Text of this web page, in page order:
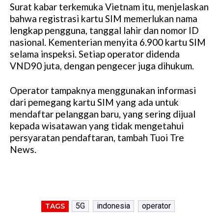
Surat kabar terkemuka Vietnam itu, menjelaskan
bahwa registrasi kartu SIM memerlukan nama
lengkap pengguna, tanggal lahir dan nomor ID
nasional. Kementerian menyita 6.900 kartu SIM
selama inspeksi. Setiap operator didenda
VND90 juta, dengan pengecer juga dihukum.
Operator tampaknya menggunakan informasi
dari pemegang kartu SIM yang ada untuk
mendaftar pelanggan baru, yang sering dijual
kepada wisatawan yang tidak mengetahui
persyaratan pendaftaran, tambah Tuoi Tre
News.
TAGS 5G indonesia operator